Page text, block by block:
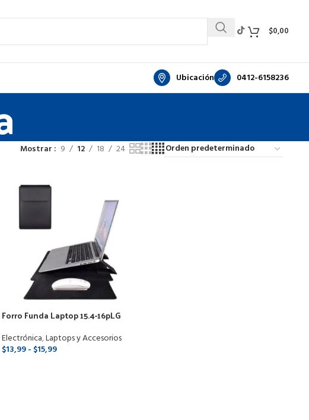
$0,00
Ubicación 0412-6158236
Mostrar 9 12 18 24
Forro Funda Laptop 15.4-16pLG
Electrónica,Laptops y Accesorios
$13,99- $15,99